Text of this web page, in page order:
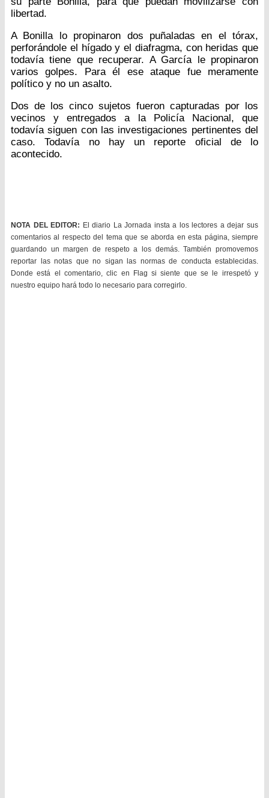
libertad.
A Bonilla lo propinaron dos puñaladas en el tórax,
perforándole el hígado y el diafragma, con heridas que
todavía tiene que recuperar. A García le propinaron
varios golpes. Para él ese ataque fue meramente
político y no un asalto.
Dos de los cinco sujetos fueron capturadas por los
vecinos y entregados a la Policía Nacional, que
todavía siguen con las investigaciones pertinentes del
caso. Todavía no hay un reporte oficial de lo
acontecido.
NOTA DEL EDITOR: El diario La Jornada insta a los lectores a dejar sus
comentarios al respecto del tema que se aborda en esta página, siempre
guardando un margen de respeto a los demás. También promovemos
reportar las notas que no sigan las normas de conducta establecidas.
Donde está el comentario, clic en Flag si siente que se le irrespetó y
nuestro equipo hará todo lo necesario para corregirlo.